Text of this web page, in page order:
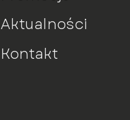
Aktualności
Kontakt